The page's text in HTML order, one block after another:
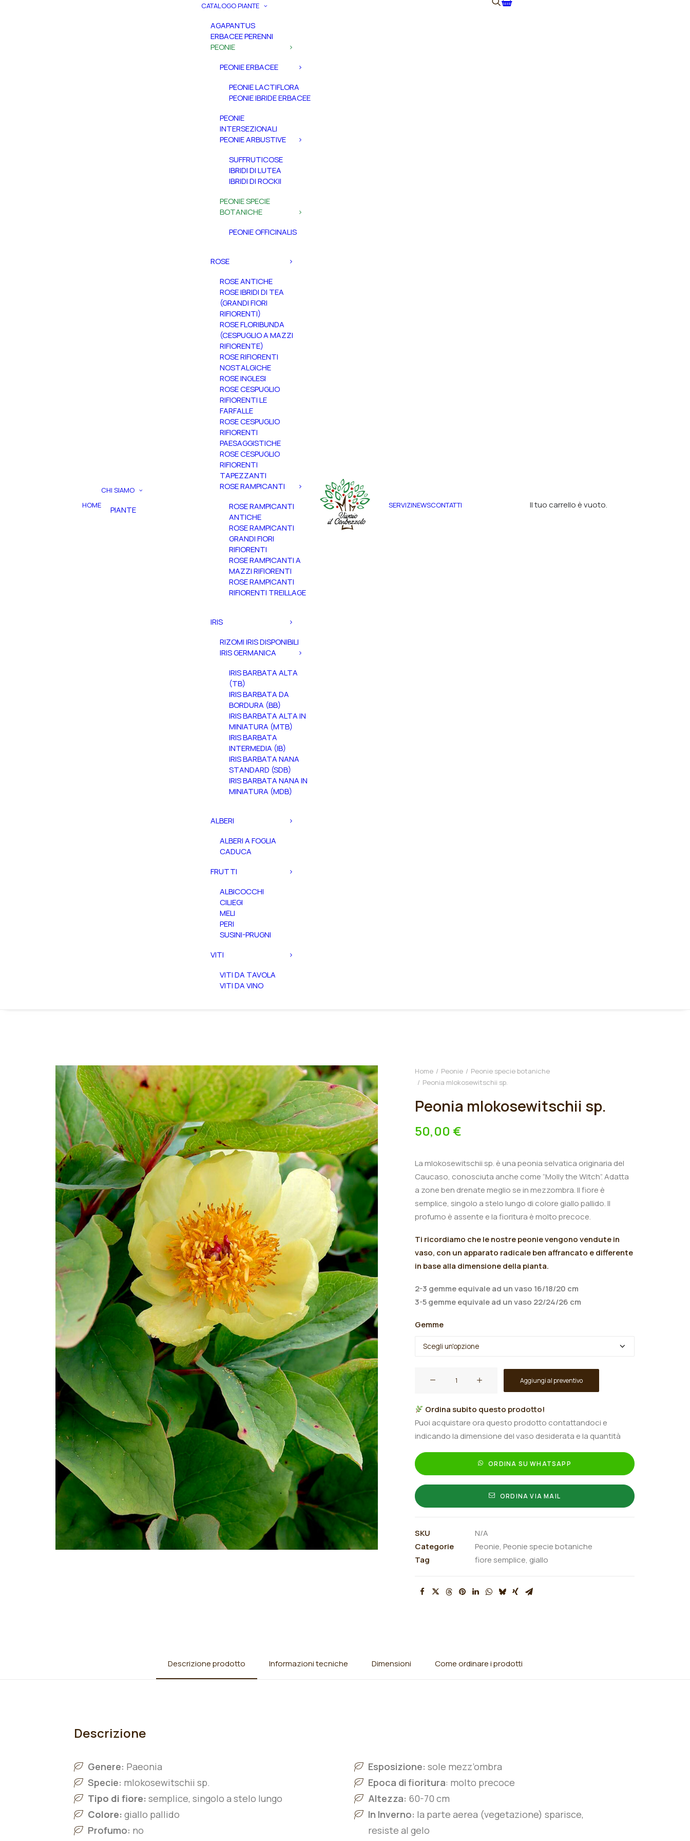
HOME
CHI SIAMO
PIANTE
CATALOGO PIANTE
AGAPANTUS
ERBACEE PERENNI
PEONIE
PEONIE ERBACEE
PEONIE LACTIFLORA
PEONIE IBRIDE ERBACEE
PEONIE
INTERSEZIONALI
PEONIE ARBUSTIVE
SUFFRUTICOSE
IBRIDI DI LUTEA
IBRIDI DI ROCKII
PEONIE SPECIE
BOTANICHE
PEONIE OFFICINALIS
ROSE
ROSE ANTICHE
ROSE IBRIDI DI TEA
(GRANDI FIORI
RIFIORENTI)
ROSE FLORIBUNDA
(CESPUGLIO A MAZZI
RIFIORENTE)
ROSE RIFIORENTI
NOSTALGICHE
ROSE INGLESI
ROSE CESPUGLIO
RIFIORENTI LE
FARFALLE
ROSE CESPUGLIO
RIFIORENTI
PAESAGGISTICHE
ROSE CESPUGLIO
RIFIORENTI
TAPEZZANTI
ROSE RAMPICANTI
ROSE RAMPICANTI
ANTICHE
ROSE RAMPICANTI
GRANDI FIORI
RIFIORENTI
ROSE RAMPICANTI A
MAZZI RIFIORENTI
ROSE RAMPICANTI
RIFIORENTI TREILLAGE
IRIS
RIZOMI IRIS DISPONIBILI
IRIS GERMANICA
IRIS BARBATA ALTA
(TB)
IRIS BARBATA DA
BORDURA (BB)
IRIS BARBATA ALTA IN
MINIATURA (MTB)
IRIS BARBATA
INTERMEDIA (IB)
IRIS BARBATA NANA
STANDARD (SDB)
IRIS BARBATA NANA IN
MINIATURA (MDB)
ALBERI
ALBERI A FOGLIA
CADUCA
FRUTTI
ALBICOCCHI
CILIEGI
MELI
PERI
SUSINI-PRUGNI
VITI
VITI DA TAVOLA
VITI DA VINO
SERVIZINEWSCONTATTI Il tuo carrello è vuoto.
Home Peonie
Peonie specie botaniche
Peonia mlokosewitschii sp.
Peonia mlokosewitschii sp.
50,00 €
La mlokosewitschii sp. è una peonia selvatica originaria del
Caucaso, conosciuta anche come “Molly the Witch”. Adatta
a zone ben drenate meglio se in mezzombra. Il fiore è
semplice, singolo a stelo lungo di colore giallo pallido.Il
profumo è assente e lafioritura è molto precoce.
Ti ricordiamo che le nostre peonie vengono vendute in
vaso, con un apparato radicale ben affrancato e differente
in base alla dimensione della pianta.
2-3 gemme equivale ad un vaso 16/18/20 cm
3-5 gemme equivale ad un vaso 22/24/26 cm
Gemme
quantità
Aggiungi al preventivo
Ordina subito questo prodotto!
Puoi acquistare ora questo prodotto contattandoci e
indicando la dimensione del vaso desiderata e la quantità
ORDINA SU WHATSAPP
ORDINA VIA MAIL
SKU
N/A
Categorie
Peonie, Peonie specie botaniche
Tag
fiore semplice, giallo
Descrizione prodotto Informazioni tecniche Dimensioni Come ordinare i prodotti
Descrizione
Genere: Paeonia
Specie: mlokosewitschii sp.
Tipo di fiore: semplice, singolo a stelo lungo
Colore: giallo pallido
Profumo: no
Esposizione: sole mezz’ombra
Epoca di fioritura: molto precoce
Altezza: 60-70 cm
In Inverno: la parte aerea (vegetazione) sparisce,
resiste al gelo